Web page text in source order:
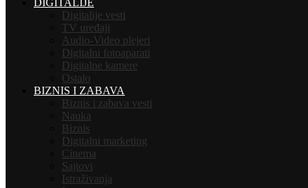
DIGITALIJE
Digitalije vesti
TV uređaji
Audio-Video plejeri
Digitalni fotoaparati
Digitalne kamere
Ostalo
BIZNIS I ZABAVA
Biznis i zabava vesti
Nauka
Biznis
Digitalni marketing
Cinema
Sajtovi
Istraživanja